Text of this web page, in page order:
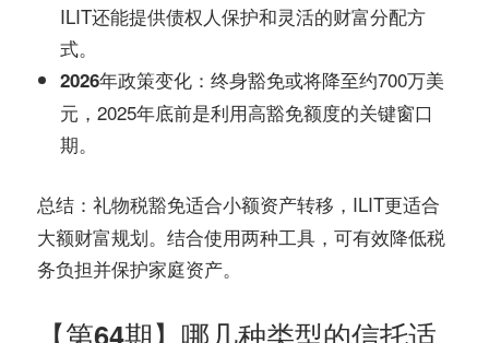
ILIT还能提供债权人保护和灵活的财富分配方
式。
2026年政策变化 ：终身豁免或将降至约700万美
元，2025年底前是利用高豁免额度的关键窗口
期。
总结 ：礼物税豁免适合小额资产转移，ILIT更适合
大额财富规划。结合使用两种工具，可有效降低税
务负担并保护家庭资产。